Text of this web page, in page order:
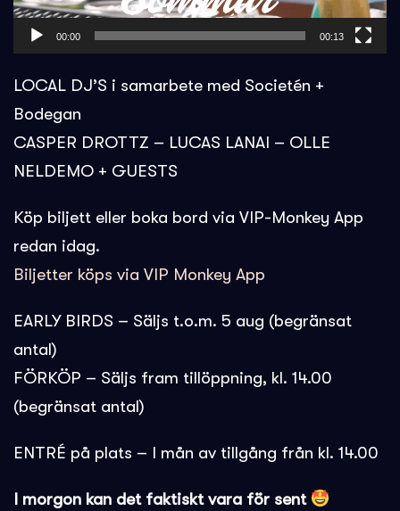
00:00 00:13
LOCAL DJ’S i samarbete med Societén +
Bodegan
CASPER DROTTZ – LUCAS LANAI – OLLE
NELDEMO + GUESTS
Köp biljett eller boka bord via VIP-Monkey App
redan idag.
Biljetter köps via VIP Monkey App
EARLY BIRDS – Säljs t.o.m. 5 aug (begränsat
antal)
FÖRKÖP – Säljs fram tillöppning, kl. 14.00
(begränsat antal)
ENTRÉ på plats – I mån av tillgång från kl. 14.00
I morgon kan det faktiskt vara för sent